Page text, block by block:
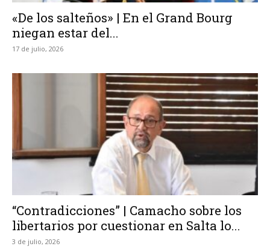
«De los salteños» | En el Grand Bourg
niegan estar del...
17 de julio, 2026
“Contradicciones” | Camacho sobre los
libertarios por cuestionar en Salta lo...
3 de julio, 2026